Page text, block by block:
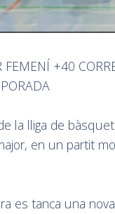
FEMENÍ +40
la lliga de
en un partit
es tanca una